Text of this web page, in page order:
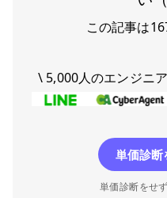
この記事は
\ 5,000人のエンジニ
単価診断
単価診断をせ